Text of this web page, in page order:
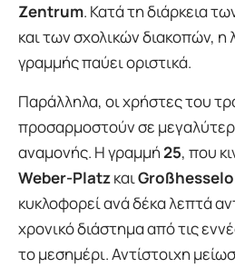
Zentrum. Κατά τη διάρκεια
και των σχολικών διακοπών, η
γραμμής παύει οριστικά.
Παράλληλα, οι χρήστες του
προσαρμοστούν σε
αναμονής. Η γραμμή25, που
Weber-Platzκαι
κυκλοφορεί ανά δέκα λεπτά
χρονικό διάστημα από τις
το μεσημέρι. Αντίστοιχη